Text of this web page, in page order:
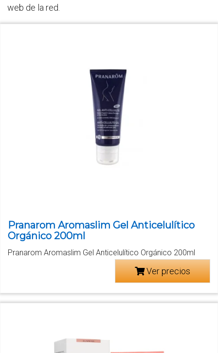
web de la red.
Pranarom Aromaslim Gel Anticelulítico
Orgánico 200ml
Pranarom Aromaslim Gel Anticelulítico Orgánico 200ml
Ver precios